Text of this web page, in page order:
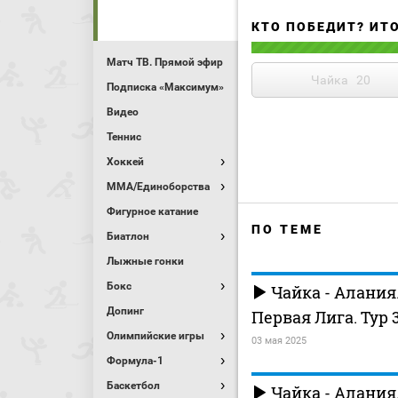
Матч ТВ. Прямой эфир
Подписка «Максимум»
Видео
Теннис
Хоккей
MMA/Единоборства
Фигурное катание
Биатлон
Лыжные гонки
Бокс
Допинг
Олимпийские игры
Формула-1
Баскетбол
КТО ПОБЕДИТ?
Чайка 20
ПО ТЕМЕ
Чайка -
Первая Лига. Тур
03 мая 2025
Чайка -